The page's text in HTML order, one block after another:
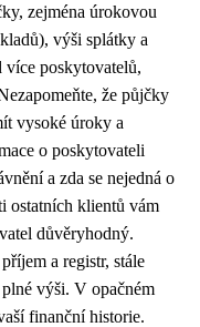
zejména úrokovou
výši splátky a
více poskytovatelů,
že půjčky
vysoké úroky a
o poskytovateli
a zda se nejedná o
ostatních klientů vám
důvěryhodný.
a registr, stále
výši. V opačném
finanční historie.